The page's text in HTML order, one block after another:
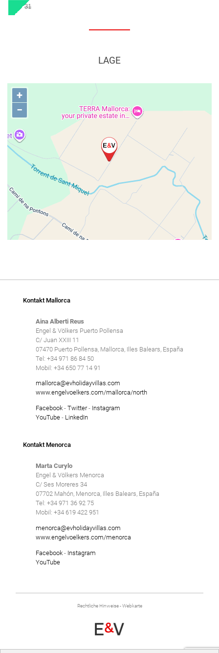
31
LAGE
+
−
Kontakt Mallorca
Aina Alberti Reus
Engel & Völkers Puerto Pollensa
C/ Juan XXIII 11
07470 Puerto Pollensa, Mallorca, Illes Balears, España
Tel: +34 971 86 84 50
Mobil: +34 650 77 14 91
mallorca@evholidayvillas.com
www.engelvoelkers.com/mallorca/north
Facebook- Twitter- Instagram
YouTube- LinkedIn
Kontakt Menorca
Marta Curylo
Engel & Völkers Menorca
C/ Ses Moreres 34
07702 Mahón, Menorca, Illes Balears, España
Tel: +34 971 36 92 75
Mobil: +34 619 422 951
menorca@evholidayvillas.com
www.engelvoelkers.com/menorca
Facebook- Instagram
YouTube
Rechtliche Hinweise-Webkarte